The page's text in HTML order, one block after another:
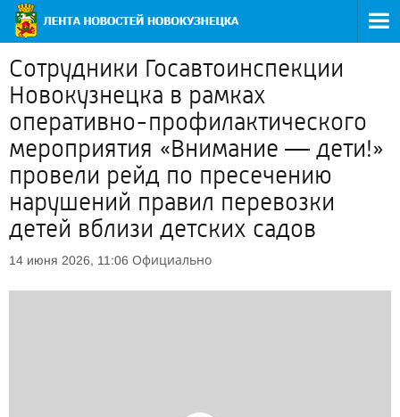
Сотрудники Госавтоинспекции
Новокузнецка в рамках
оперативно-профилактического
мероприятия «Внимание — дети!»
провели рейд по пресечению
нарушений правил перевозки
детей вблизи детских садов
14 июня 2026, 11:06 Официально